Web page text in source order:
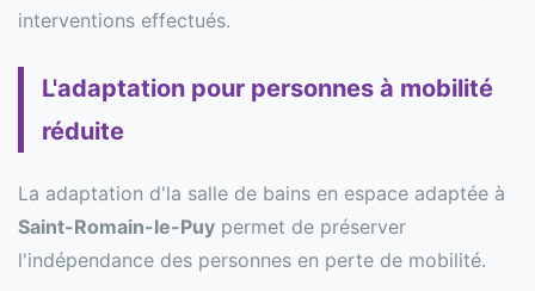
interventions effectués.
L'adaptation pour personnes à mobilité
réduite
La adaptation d'la salle de bains en espace adaptée à
Saint-Romain-le-Puy permet de préserver
l'indépendance des personnes en perte de mobilité.